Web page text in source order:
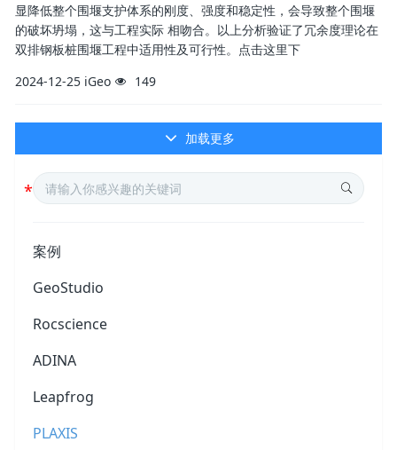
显降低整个围堰支护体系的刚度、强度和稳定性，会导致整个围堰
的破坏坍塌，这与工程实际 相吻合。以上分析验证了冗余度理论在
双排钢板桩围堰工程中适用性及可行性。点击这里下
2024-12-25 iGeo 149
加载更多
案例
GeoStudio
Rocscience
ADINA
Leapfrog
PLAXIS